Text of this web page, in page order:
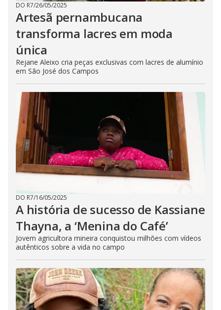
DO R7/26/05/2025
Artesã pernambucana
transforma lacres em moda
única
Rejane Aleixo cria peças exclusivas com lacres de alumínio
em São José dos Campos
DO R7/16/05/2025
A história de sucesso de Kassiane
Thayna, a ‘Menina do Café’
Jovem agricultora mineira conquistou milhões com vídeos
autênticos sobre a vida no campo